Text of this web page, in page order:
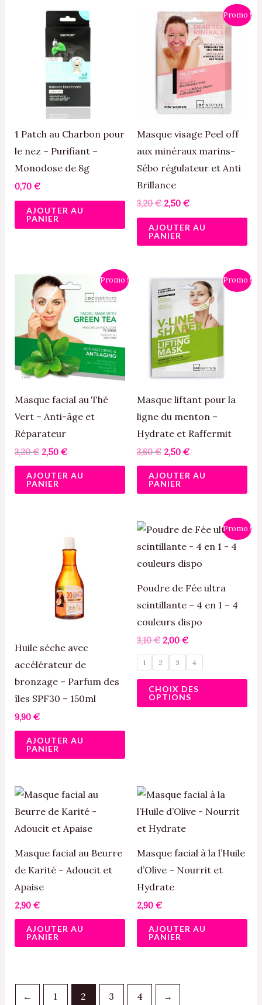
1 Patch au Charbon pour
le nez – Purifiant –
Monodose de 8g
0,70 €
AJOUTER AU
PANIER
Promo !
Masque visage Peel off
aux minéraux marins-
Sébo régulateur et Anti
Brillance
3,20€
Le
prix
initial
était :
3,20 €.
2,50 €
Le
prix
actuel
est :
2,50 €.
AJOUTER AU
PANIER
Promo !
Masque facial au Thé
Vert – Anti-âge et
Réparateur
3,20€
Le
prix
initial
était :
3,20 €.
2,50 €
prix
actuel
est :
2,50 €.
AJOUTER AU
PANIER
Promo !
Masque liftant pour la
ligne du menton –
Hydrate et Raffermit
3,60€
Le
prix
initial
était :
3,60 €.
2,50 €
Le
prix
actuel
est :
2,50 €.
AJOUTER AU
PANIER
Huile sèche avec
accélérateur de
bronzage – Parfum des
îles SPF30 – 150ml
9,90 €
AJOUTER AU
PANIER
Promo !
Poudre de Fée ultra
scintillante – 4 en 1 – 4
couleurs dispo
3,10€
Le
prix
initial
était :
3,10 €.
2,00 €
Le
prix
actuel
2,00 €.
1 2 3 4
CHOIX DES
OPTIONS
Ce
Masque facial au Beurre
de Karité – Adoucit et
Apaise
2,90 €
AJOUTER AU
PANIER
Masque facial à la l’Huile
d’Olive – Nourrit et
Hydrate
2,90 €
AJOUTER AU
PANIER
← 1 2 3 4 →